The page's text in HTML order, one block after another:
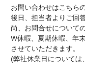
お問い合わせはこちら
後日、担当者よりご回
尚、お問合せについて
W休暇、夏期休暇、年
させていただきます。
(弊社休業日については